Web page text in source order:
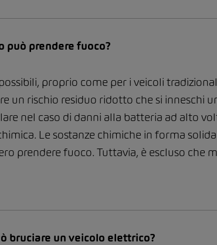
può prendere fuoco?
proprio come per i veicoli
un rischio residuo ridotto che si inneschi
nel caso di danni alla batteria ad alto
Le sostanze chimiche in forma
prendere fuoco. Tuttavia, è escluso che
bruciare un veicolo elettrico?